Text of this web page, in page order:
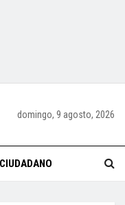
domingo, 9 agosto, 2026